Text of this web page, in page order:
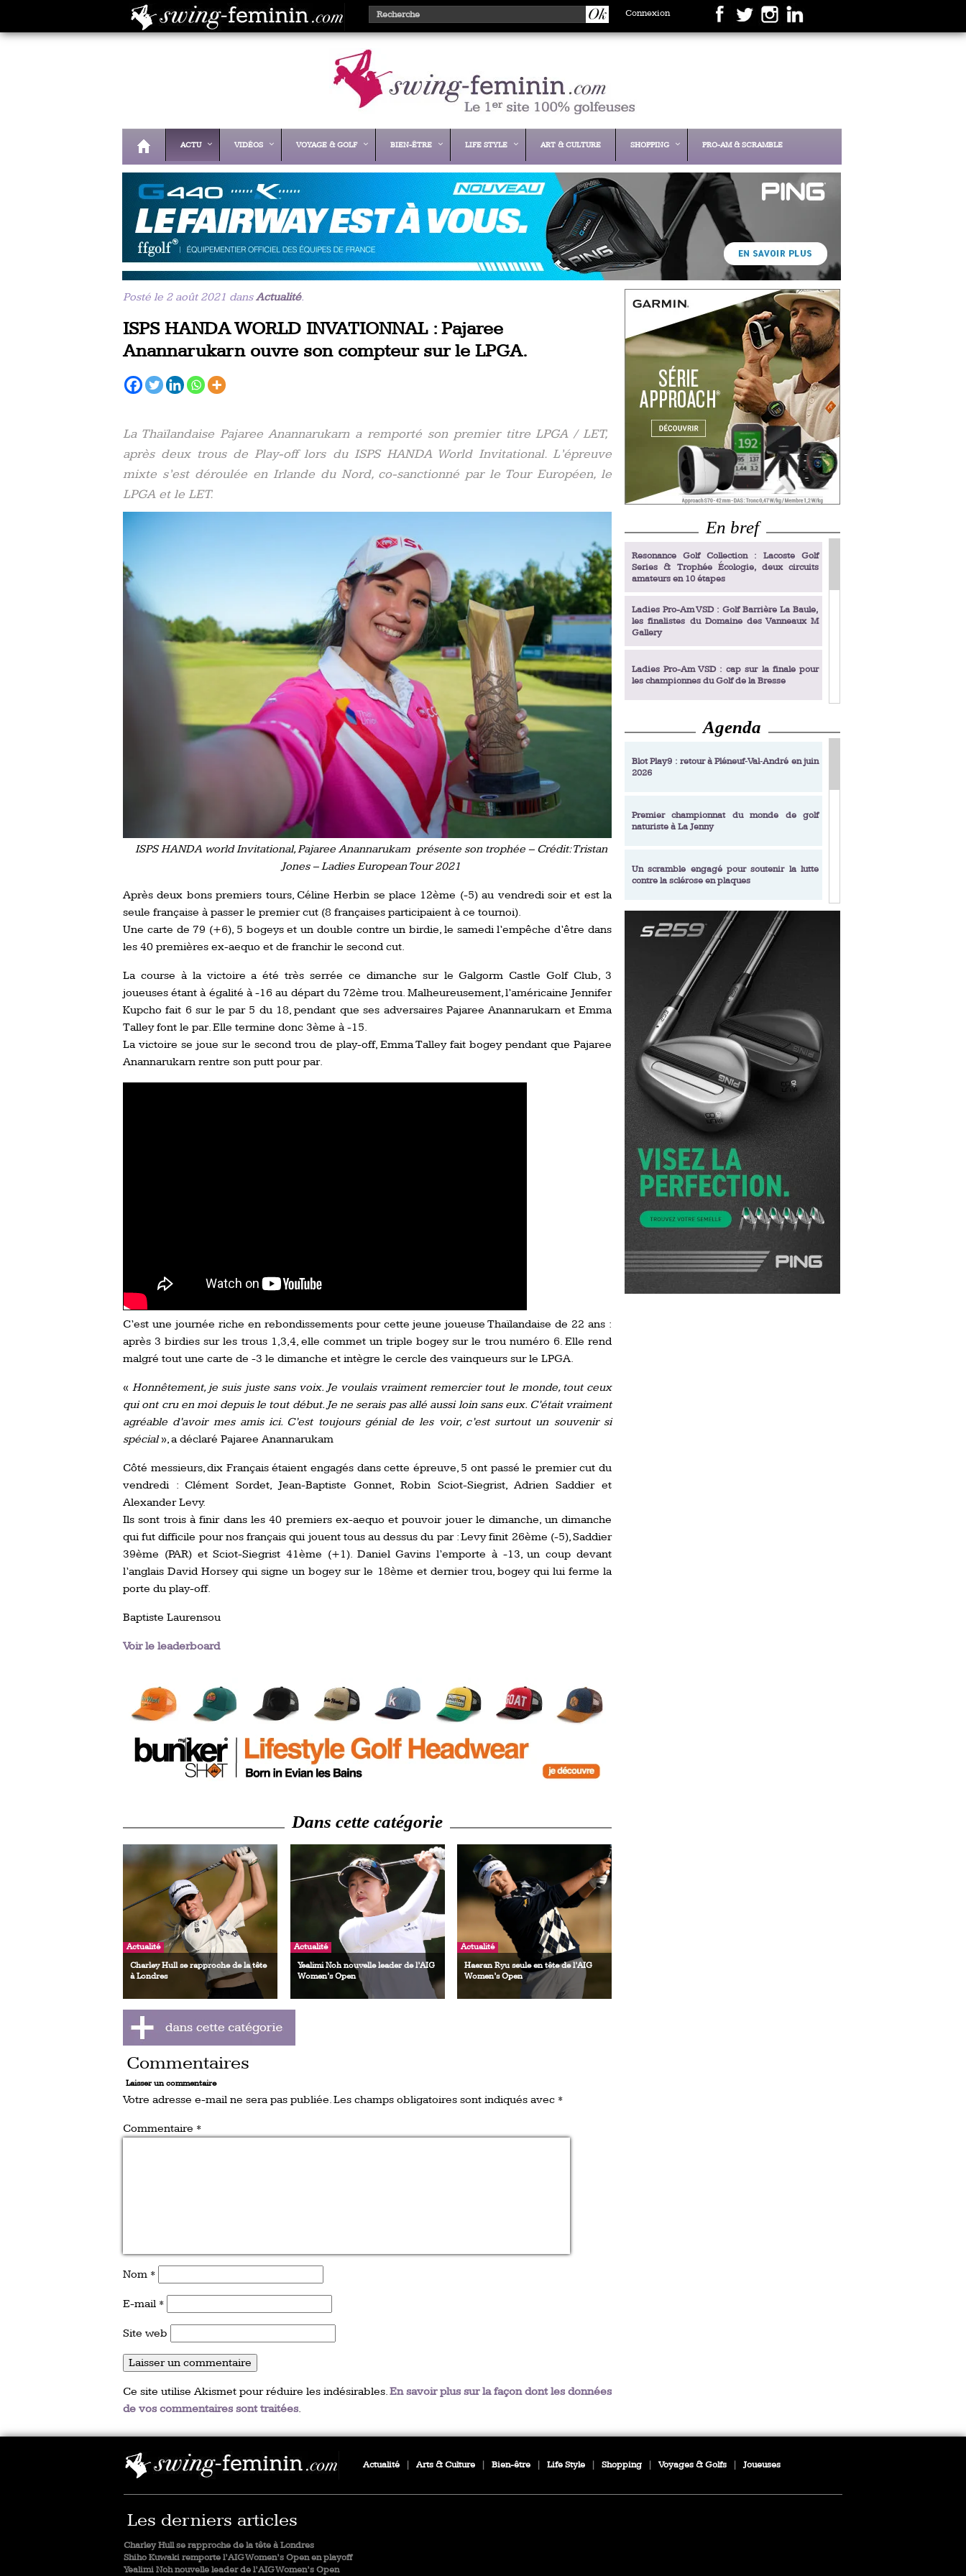
Connexion
ACTU VIDÉOS VOYAGE & GOLF BIEN-ÊTRE LIFE STYLE ART & CULTURE SHOPPING PRO-AM & SCRAMBLE
Posté le 2 août 2021 dansActualité.
ISPS HANDA WORLD INVATIONNAL : Pajaree
Anannarukarn ouvre son compteur sur le LPGA.
La Thaïlandaise Pajaree Anannarukarn a remporté son premier titre LPGA / LET,
après deux trous de Play-off lors du ISPS HANDA World Invitational. L’épreuve
mixte s’est déroulée en Irlande du Nord, co-sanctionné par le Tour Européen, le
LPGA et le LET.
ISPS HANDA world Invitational, Pajaree Anannarukam présente son trophée – Crédit: Tristan
Jones – Ladies European Tour 2021
Après deux bons premiers tours, Céline Herbin se place 12ème (-5) au vendredi soir et est la
seule française à passer le premier cut (8 françaises participaient à ce tournoi).
Une carte de 79 (+6), 5 bogeys et un double contre un birdie, le samedi l’empêche d’être dans
les 40 premières ex-aequo et de franchir le second cut.
La course à la victoire a été très serrée ce dimanche sur le Galgorm Castle Golf Club, 3
joueuses étant à égalité à -16 au départ du 72ème trou. Malheureusement, l’américaine Jennifer
Kupcho fait 6 sur le par 5 du 18, pendant que ses adversaires Pajaree Anannarukarn et Emma
Talley font le par. Elle termine donc 3ème à -15.
La victoire se joue sur le second trou de play-off, Emma Talley fait bogey pendant que Pajaree
Anannarukarn rentre son putt pour par.
C’est une journée riche en rebondissements pour cette jeune joueuse Thaïlandaise de 22 ans :
après 3 birdies sur les trous 1,3,4, elle commet un triple bogey sur le trou numéro 6. Elle rend
malgré tout une carte de -3 le dimanche et intègre le cercle des vainqueurs sur le LPGA.
«Honnêtement, je suis juste sans voix. Je voulais vraiment remercier tout le monde, tout ceux
qui ont cru en moi depuis le tout début. Je ne serais pas allé aussi loin sans eux. C’était vraiment
agréable d’avoir mes amis ici. C’est toujours génial de les voir, c’est surtout un souvenir si
spécial», a déclaré Pajaree Anannarukam
Côté messieurs, dix Français étaient engagés dans cette épreuve, 5 ont passé le premier cut du
vendredi : Clément Sordet, Jean-Baptiste Gonnet, Robin Sciot-Siegrist, Adrien Saddier et
Alexander Levy.
Ils sont trois à finir dans les 40 premiers ex-aequo et pouvoir jouer le dimanche, un dimanche
qui fut difficile pour nos français qui jouent tous au dessus du par : Levy finit 26ème (-5), Saddier
39ème (PAR) et Sciot-Siegrist 41ème (+1). Daniel Gavins l’emporte à -13, un coup devant
l’anglais David Horsey qui signe un bogey sur le 18ème et dernier trou, bogey qui lui ferme la
porte du play-off.
Baptiste Laurensou
Voir le leaderboard
Dans cette catégorie
Actualité
Charley Hull se rapproche de la tête
à Londres
Actualité
Yealimi Noh nouvelle leader de l’AIG
Women’s Open
Actualité
Haeran Ryu seule en tête de l’AIG
Women’s Open
Commentaires
Laisser un commentaire
Votre adresse e-mail ne sera pas publiée.Les champs obligatoires sont indiqués avec *
Commentaire *
Nom *
E-mail *
Site web
Ce site utilise Akismet pour réduire les indésirables.En savoir plus sur la façon dont les données
de vos commentaires sont traitées.
En bref
Resonance Golf Collection : Lacoste Golf
Series & Trophée Écologie, deux circuits
amateurs en 10 étapes
Ladies Pro-Am VSD : Golf Barrière La Baule,
les finalistes du Domaine des Vanneaux M
Gallery
Ladies Pro-Am VSD : cap sur la finale pour
les championnes du Golf de la Bresse
Ladies Pro-Am VSD : Golf du Prieuré, elles
décrochent leur billet pour la finale
Enfin un livre de golf pensé pour les femmes
Ladies Pro-Am VSD : les premières
Académie Golf Barrière Julien Xanthopoulos,
Amundi Evian Championship, de nouvelles
expériences immersives
Tiger Woods se retire du Genesis Invitational
Evian Resort Golf Club : Saison 2 du
Programme Performance
Agenda
Blot Play9 : retour à Pléneuf‑Val‑André en juin
2026
Premier championnat du monde de golf
naturiste à La Jenny
Un scramble engagé pour soutenir la lutte
contre la sclérose en plaques
Resonance Golf Collection : Lacoste Golf
Series & Trophée Écologie, deux circuits
amateurs en 10 étapes
Royal Air Maroc Golf & Padel Cup : le nouvel
event sport et networking
LPGA Tour 2026 : une saison record pour le
golf féminin
Ladies European Tour 2026 : une saison
historique sur cinq continents
Debout en Bouts prolonge la Fashion Week à
Roland-Garros
Lacoste Ladies Open 2025 : Céline Boutier
de retour à Deauville
Chypre
Actualité Arts & Culture Bien-être Life Style Shopping Voyages & Golfs Joueuses
Les derniers articles
Charley Hull se rapproche de la tête à Londres
Shiho Kuwaki remporte l’AIG Women’s Open en playoff
Yealimi Noh nouvelle leader de l’AIG Women’s Open